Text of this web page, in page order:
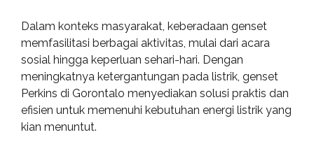
Dalam konteks masyarakat, keberadaan genset
memfasilitasi berbagai aktivitas, mulai dari acara
sosial hingga keperluan sehari-hari. Dengan
meningkatnya ketergantungan pada listrik, genset
Perkins di Gorontalo menyediakan solusi praktis dan
efisien untuk memenuhi kebutuhan energi listrik yang
kian menuntut.